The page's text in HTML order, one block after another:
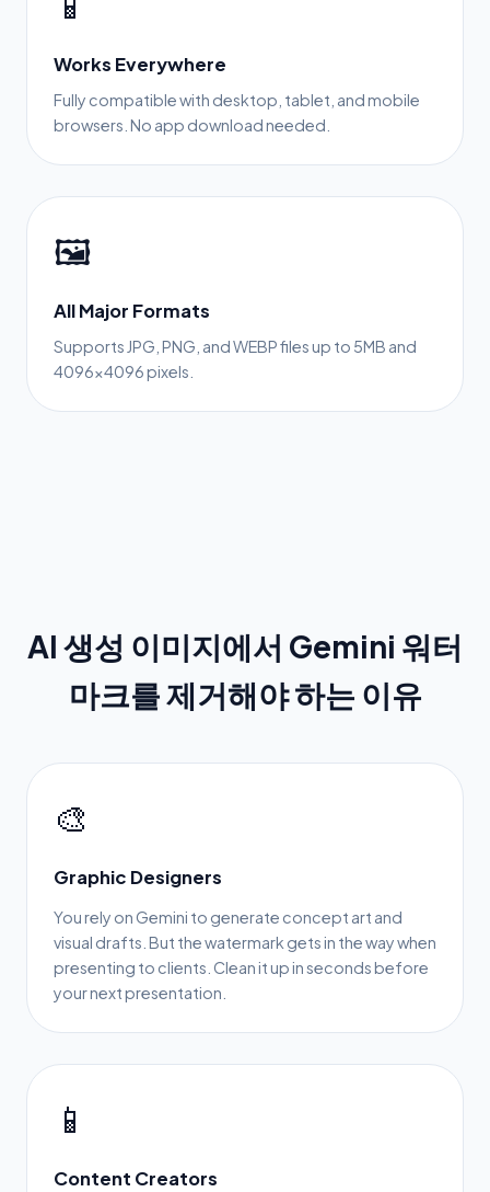
Works Everywhere
Fully compatible with desktop, tablet, and mobile
browsers. No app download needed.
🖼️
All Major Formats
Supports JPG, PNG, and WEBP files up to 5MB and
4096×4096 pixels.
AI 생성 이미지에서 Gemini 워터
마크를 제거해야 하는 이유
🎨
Graphic Designers
You rely on Gemini to generate concept art and
visual drafts. But the watermark gets in the way when
presenting to clients. Clean it up in seconds before
your next presentation.
📱
Content Creators